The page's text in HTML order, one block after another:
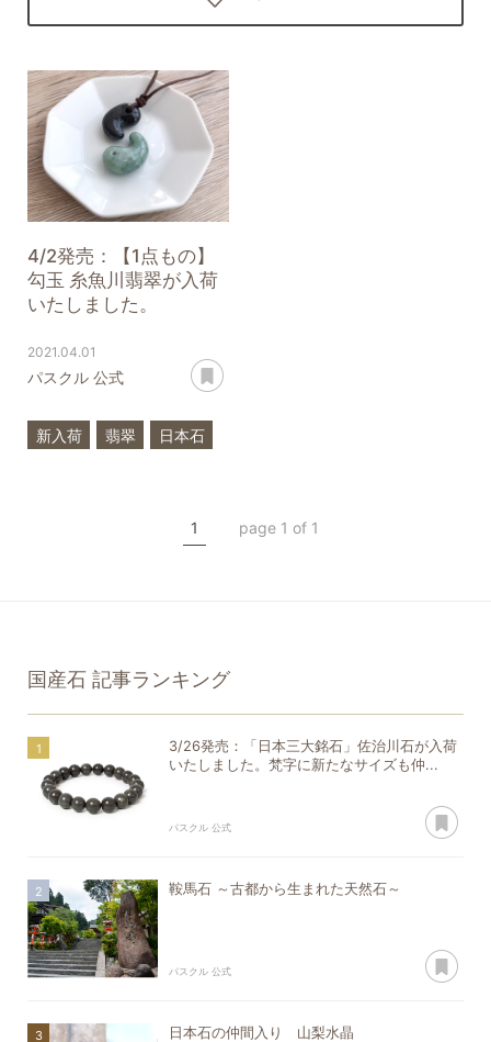
4/2発売：【1点もの】
勾玉 糸魚川翡翠が入荷
いたしました。
2021.04.01
パスクル 公式
新入荷 翡翠
日本石
1 page 1 of 1
国産石 記事ランキング
3/26発売：「日本三大銘石」佐治川石が入荷
いたしました。梵字に新たなサイズも仲...
パスクル 公式
鞍馬石 ～古都から生まれた天然石～
パスクル 公式
日本石の仲間入り 山梨水晶